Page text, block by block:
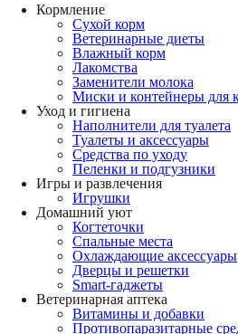
Кормление
Сухой корм
Ветеринарные диеты
Влажный корм
Лакомства
Заменители молока
Миски и контейнеры для
Уход и гигиена
Наполнители для туалета
Туалеты и аксессуары
Средства по уходу
Пеленки и подгузники
Игры и развлечения
Игрушки
Домашний уют
Когтеточки
Спальные места
Охлаждающие аксессуары
Дверцы и решетки
Smart-гаджеты
Ветеринарная аптека
Витамины и добавки
Противопаразитарные